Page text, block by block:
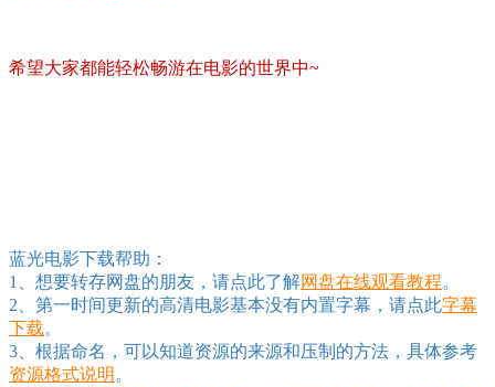
希望大家都能轻松畅游在电影的世界中~
蓝光电影下载帮助：
1、想要转存网盘的朋友，请点此了解网盘在线观看教程。
2、第一时间更新的高清电影基本没有内置字幕，请点此字幕
下载。
3、根据命名，可以知道资源的来源和压制的方法，具体参考
资源格式说明 。